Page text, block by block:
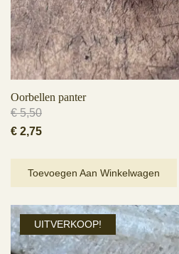
Oorbellen panter
€5,50
Oorspronkelijke
was:
€ 5,50.
€ 2,75Huidige
€ 2,75.
Toevoegen Aan Winkelwagen
UITVERKOOP!